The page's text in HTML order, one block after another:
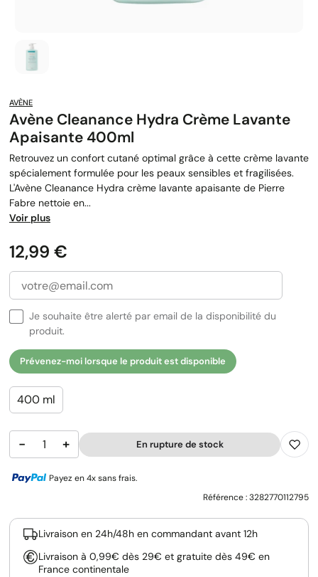
AVÈNE
Avène Cleanance Hydra Crème Lavante
Apaisante 400ml
Retrouvez un confort cutané optimal grâce à cette crème lavante
spécialement formulée pour les peaux sensibles et fragilisées.
L'Avène Cleanance Hydra crème lavante apaisante de Pierre
Fabre nettoie en...
Voir plus
Prix
12,99 €
Je souhaite être alerté par email de la disponibilité du
produit.
Prévenez-moi lorsque le produit est disponible
400 ml
− + En rupture de stock
Payez en 4x sans frais.
Référence :3282770112795
Livraison en 24h/48h en commandant avant 12h
Livraison à 0,99€ dès 29€ et gratuite dès 49€ en
France continentale